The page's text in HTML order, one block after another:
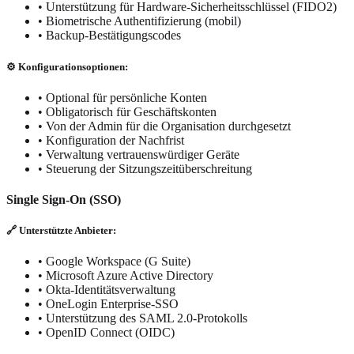
• Unterstützung für Hardware-Sicherheitsschlüssel (FIDO2)
• Biometrische Authentifizierung (mobil)
• Backup-Bestätigungscodes
⚙️ Konfigurationsoptionen:
• Optional für persönliche Konten
• Obligatorisch für Geschäftskonten
• Von der Admin für die Organisation durchgesetzt
• Konfiguration der Nachfrist
• Verwaltung vertrauenswürdiger Geräte
• Steuerung der Sitzungszeitüberschreitung
Single Sign-On (SSO)
🔗 Unterstützte Anbieter:
• Google Workspace (G Suite)
• Microsoft Azure Active Directory
• Okta-Identitätsverwaltung
• OneLogin Enterprise-SSO
• Unterstützung des SAML 2.0-Protokolls
• OpenID Connect (OIDC)